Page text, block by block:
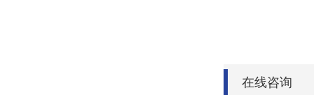
在线咨询